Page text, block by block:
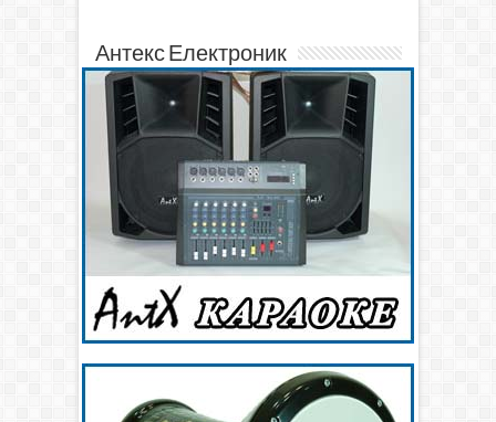
Антекс Електроник